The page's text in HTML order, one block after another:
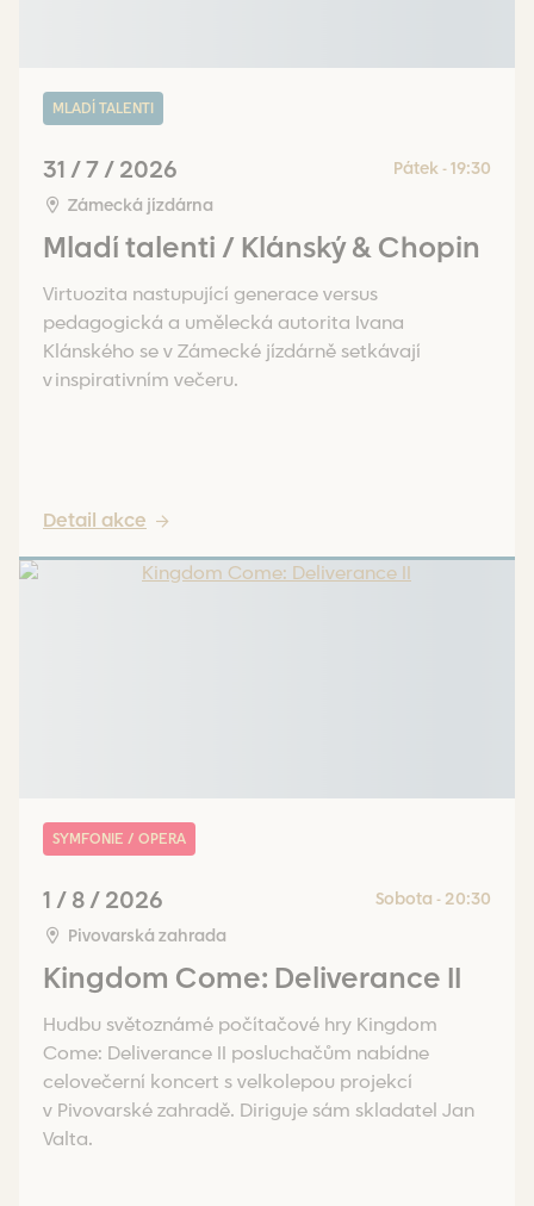
Mladí talenti / Klánský & Chopin
Virtuozita nastupující generace versus
pedagogická a umělecká autorita Ivana
Klánského se v Zámecké jízdárně setkávají
v inspirativním večeru.
MLADÍ TALENTI
31 / 7 / 2026
Pátek - 19:30
Zámecká jízdárna
Detail akce
Kingdom Come: Deliverance II
Hudbu světoznámé počítačové hry Kingdom
Come: Deliverance II posluchačům nabídne
celovečerní koncert s velkolepou projekcí
v Pivovarské zahradě. Diriguje sám skladatel Jan
Valta.
SYMFONIE / OPERA
1 / 8 / 2026
Sobota - 20:30
Pivovarská zahrada